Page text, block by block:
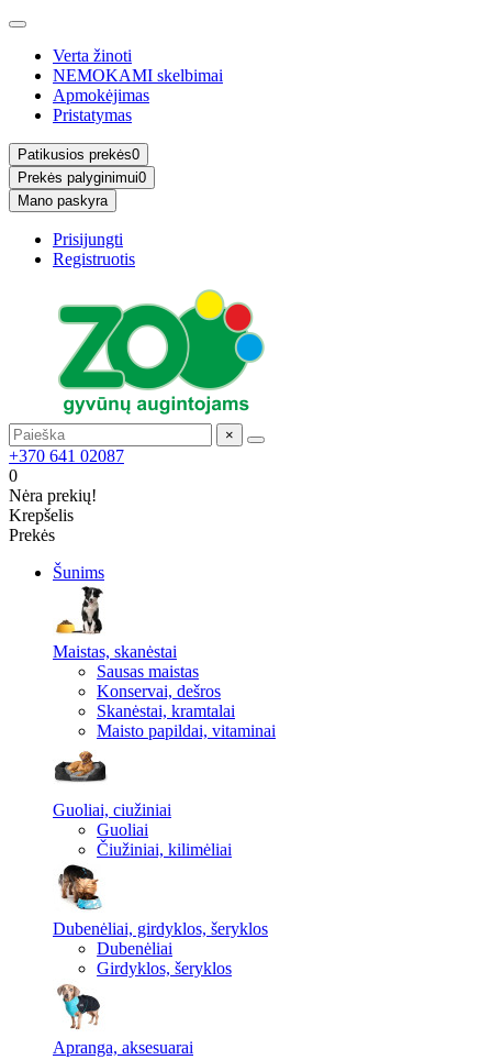
Verta žinoti
NEMOKAMI skelbimai
Apmokėjimas
Pristatymas
Patikusios prekės0
Prekės palyginimui0
Mano paskyra
Prisijungti
Registruotis
×
+370 641 02087
0
Nėra prekių!
Krepšelis
Prekės
Šunims
Maistas, skanėstai
Sausas maistas
Konservai, dešros
Skanėstai, kramtalai
Maisto papildai, vitaminai
Guoliai, ciužiniai
Guoliai
Čiužiniai, kilimėliai
Dubenėliai, girdyklos, šeryklos
Dubenėliai
Girdyklos, šeryklos
Apranga, aksesuarai